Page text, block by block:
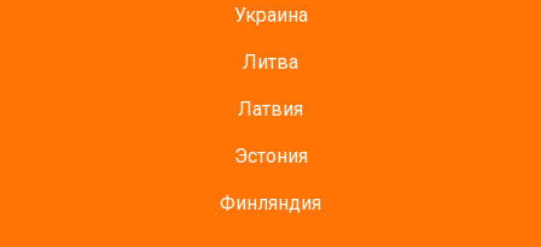
Украина
Литва
Латвия
Эстония
Финляндия